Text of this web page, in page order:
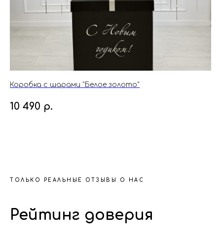
Коробка с шарами "Белое золото"
10 490 р.
ТОЛЬКО РЕАЛЬНЫЕ ОТЗЫВЫ О НАС
Рейтинг доверия